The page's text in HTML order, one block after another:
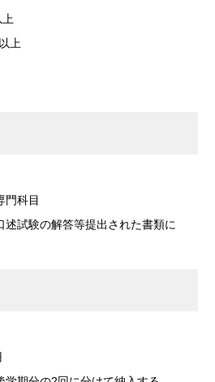
上
門科目
述試験の解答等提出された書類に